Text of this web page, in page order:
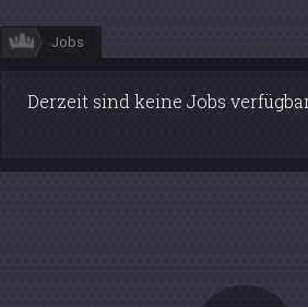
Jobs
Derzeit sind keine Jobs